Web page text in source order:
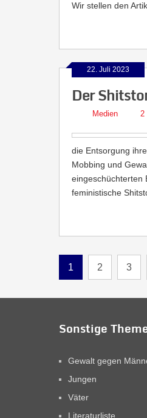
Wir stellen den
22. Juli 2023
Der
Medien 2
die Entsorgung
Mobbing und
eingeschüchterten
feministische
1 2 3
Sonstige
Gewalt gegen
Jungen
Väter
Literaturliste